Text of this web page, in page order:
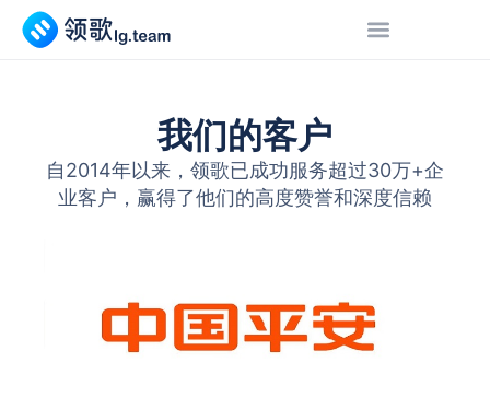
我们的客户
自2014年以来，领歌已成功服务超过30万+企
业客户，赢得了他们的高度赞誉和深度信赖​